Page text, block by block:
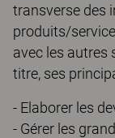
transverse des
produits/
avec les autres
titre, ses
- Elaborer les
- Gérer les